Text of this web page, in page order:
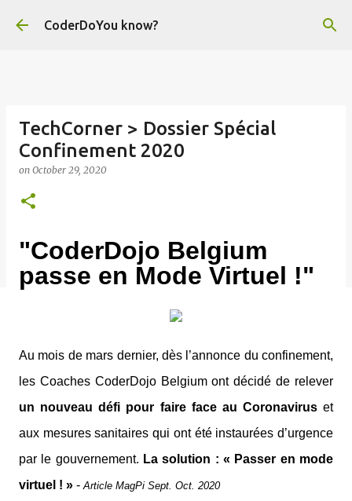
Skip to main content
CoderDoYou know?
TechCorner > Dossier Spécial
Confinement 2020
on October 29, 2020
"CoderDojo Belgium
passe en Mode Virtuel !"
Au mois de mars dernier, dès l’annonce du confinement,
les Coaches CoderDojo Belgium ont décidé de relever
un nouveau défi pour faire face au Coronaviruset
aux mesures sanitaires qui ont été instaurées d’urgence
par le gouvernement. La solution : « Passer en mode
virtuel ! » -Article MagPi Sept. Oct. 2020